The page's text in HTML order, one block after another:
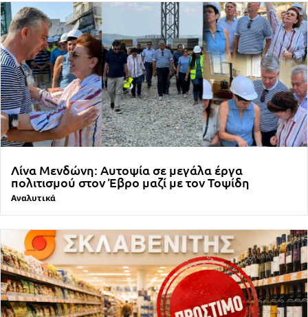
Λίνα Μενδώνη: Αυτοψία σε μεγάλα έργα
πολιτισμού στον Έβρο μαζί με τον Τοψίδη
Αναλυτικά